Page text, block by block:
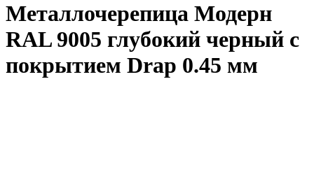
Металлочерепица Модерн
RAL 9005 глубокий черный с
покрытием Drap 0.45 мм